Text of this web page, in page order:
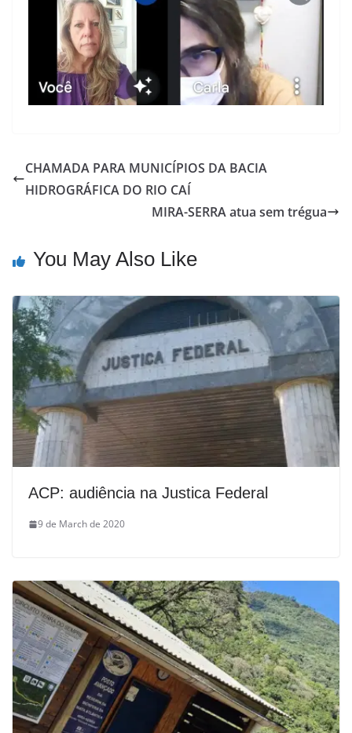
CHAMADA PARA MUNICÍPIOS DA BACIA
HIDROGRÁFICA DO RIO CAÍ
MIRA-SERRA atua sem trégua
You May Also Like
ACP: audiência na Justica Federal
9 de March de 2020